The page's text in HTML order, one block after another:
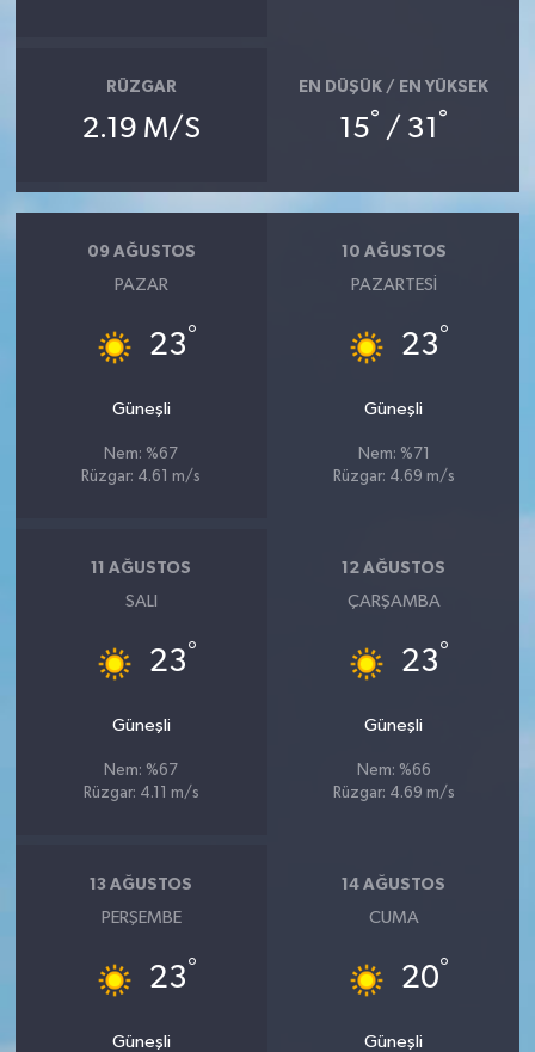
RÜZGAR
2.19 M/S
EN DÜŞÜK / EN YÜKSEK
15° / 31 °
09 AĞUSTOS
PAZAR
23°
Güneşli
Nem: %67
Rüzgar: 4.61 m/s
10 AĞUSTOS
PAZARTESI
23°
Güneşli
Nem: %71
Rüzgar: 4.69 m/s
11 AĞUSTOS
SALI
23°
Güneşli
Nem: %67
Rüzgar: 4.11 m/s
12 AĞUSTOS
ÇARŞAMBA
23°
Güneşli
Nem: %66
Rüzgar: 4.69 m/s
13 AĞUSTOS
PERŞEMBE
23°
Güneşli
14 AĞUSTOS
CUMA
20°
Güneşli